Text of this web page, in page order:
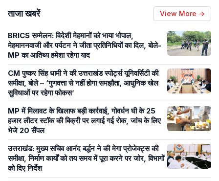
ताजा खबरें View More →
BRICS सम्मेलन: विदेशी मेहमानों को भाया भोपाल,
मेहमाननवाजी और पर्यटन ने जीता प्रतिनिधियों का दिल, बोले-
MP का आतिथ्य हमेशा रहेगा याद
CM पुष्कर सिंह धामी ने की उत्तराखंड स्पोर्ट्स यूनिवर्सिटी की
समीक्षा, बोले – ‘गुणवत्ता से नहीं होगा समझौता, आधुनिक खेल
सुविधाओं पर रहेगा फोकस’
MP में मिलावट के खिलाफ बड़ी कार्रवाई, गोवर्धन घी के 25
हजार लीटर स्टॉक की बिक्री पर लगाई गई रोक, जांच के लिए
भेजे 20 सैंपल
उत्तराखंड: मुख्य सचिव आनंद बर्द्धन ने की मेगा प्रोजेक्ट्स की
समीक्षा, निर्माण कार्यों को तय समय में पूरा करने पर जोर, विभागों
को दिए निर्देश